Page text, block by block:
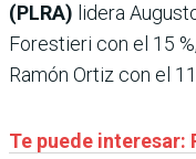
(PLRA) lidera
Forestieri con el 15
Ramón Ortiz con el
Te puede interesar: